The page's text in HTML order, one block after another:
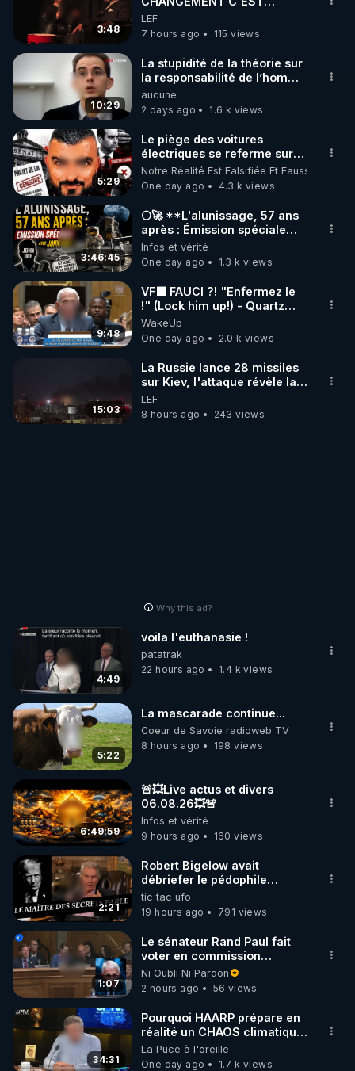
Rendez-vous sur http://rgnr.li/lechoubrave
code : REGENERE10
▶ 30 jours gratuit sur l’application de méditation et
de bien-être ENVOL :
Rendez-vous sur https://www.envol.app/code
le code : REGENERE
3:48
MAINTENANT
LEF
7 hours ago
115 views
10:29
La stupidité de la théorie sur
la responsabilité de l’homme
concernant le dioxyde de
carbone.
aucune
2 days ago
1.6 k views
5:29
Le piège des voitures
électriques se referme sur
les usagers !
Notre Réalité Est Falsifiée Et Fausse
One day ago
4.3 k views
3:46:45
🌕🚀 **L'alunissage, 57 ans
après : Émission spéciale
avec John Doe !** 👨 🚀✨
Infos et vérité
One day ago
1.3 k views
9:48
VF🟩 FAUCI ?! "Enfermez le
!" (Lock him up!) - Quartz
Traduction
WakeUp
One day ago
2.0 k views
15:03
La Russie lance 28 missiles
sur Kiev, l'attaque révèle la
faiblesse de Kiev
LEF
8 hours ago
243 views
Why this ad?
4:49
voila l'euthanasie !
patatrak
22 hours ago
1.4 k views
5:22
La mascarade continue...
Coeur de Savoie radioweb TV
8 hours ago
198 views
6:49:59
🚨💥Live actus et divers
06.08.26💥🚨
Infos et vérité
9 hours ago
160 views
2:21
Robert Bigelow avait
débriefer le pédophile
génocidaire de donald j
trump
tic tac ufo
19 hours ago
791 views
1:07
Le sénateur Rand Paul fait
voter en commission
l'outrage au Congrès contre
Anthony Fauci
Ni Oubli Ni Pardon
2 hours ago
56 views
34:31
Pourquoi HAARP prépare en
réalité un CHAOS climatique,
on répond
La Puce à l'oreille
One day ago
1.7 k views